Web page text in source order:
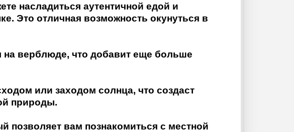
насладиться аутентичной едой и
Это отличная возможность окунуться в
верблюде, что добавит еще больше
или заходом солнца, что создаст
природы.
вам познакомиться с местной